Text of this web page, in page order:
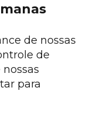
de nossas
de
para